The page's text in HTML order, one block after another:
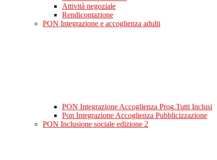
Attività negoziale
Rendicontazione
PON Integrazione e accoglienza adulti
PON Integrazione Accoglienza Prog.Tutti Inclusi
Pon Integrazione Accoglienza Pubblicizzazione
PON Inclusione sociale edizione 2